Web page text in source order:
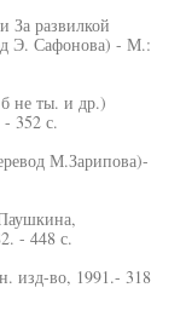
За развилкой
Э. Сафонова) - М.:
не ты. и др.)
352 с.
М.Зарипова)-
- 448 с.
изд-во, 1991.- 318